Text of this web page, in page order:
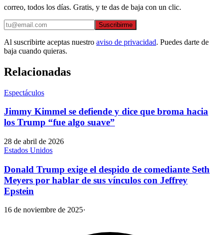
correo, todos los días. Gratis, y te das de baja con un clic.
Suscribirme
Al suscribirte aceptas nuestro aviso de privacidad. Puedes darte de
baja cuando quieras.
Relacionadas
Espectáculos
Jimmy Kimmel se defiende y dice que broma hacia
los Trump “fue algo suave”
28 de abril de 2026
Estados Unidos
Donald Trump exige el despido de comediante Seth
Meyers por hablar de sus vínculos con Jeffrey
Epstein
16 de noviembre de 2025·